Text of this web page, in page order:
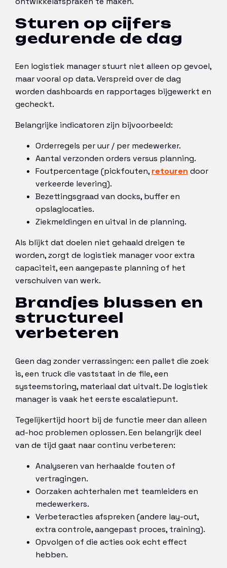
Sturen op cijfers
gedurende de dag
Een logistiek manager stuurt niet alleen op gevoel,
maar vooral op data. Verspreid over de dag
worden dashboards en rapportages bijgewerkt en
gecheckt.
Belangrijke indicatoren zijn bijvoorbeeld:
Orderregels per uur / per medewerker.
Aantal verzonden orders versus planning.
Foutpercentage (pickfouten, retouren door
verkeerde levering).
Bezettingsgraad van docks, buffer en
opslaglocaties.
Ziekmeldingen en uitval in de planning.
Als blijkt dat doelen niet gehaald dreigen te
worden, zorgt de logistiek manager voor extra
capaciteit, een aangepaste planning of het
verschuiven van werk.
Brandjes blussen en
structureel
verbeteren
Geen dag zonder verrassingen: een pallet die zoek
is, een truck die vaststaat in de file, een
systeemstoring, materiaal dat uitvalt. De logistiek
manager is vaak het eerste escalatiepunt.
Tegelijkertijd hoort bij de functie meer dan alleen
ad-hoc problemen oplossen. Een belangrijk deel
van de tijd gaat naar continu verbeteren:
Analyseren van herhaalde fouten of
vertragingen.
Oorzaken achterhalen met teamleiders en
medewerkers.
Verbeteracties afspreken (andere lay-out,
extra controle, aangepast proces, training).
Opvolgen of die acties ook echt effect
hebben.